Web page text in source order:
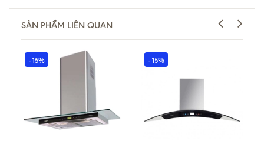
SẢN PHẨM LIÊN QUAN
- 15% - 15%